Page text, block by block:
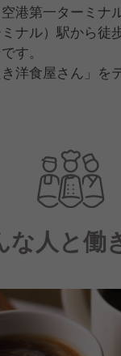
港第一ターミナ
ミナル）駅から徒
す。
き洋食屋さん」を
が特徴のレストラ
ではなく海外のお
"和"を感じる手間
提供！
のラインナップも
の"空の玄関口"で
に届けてまいり
な人と働